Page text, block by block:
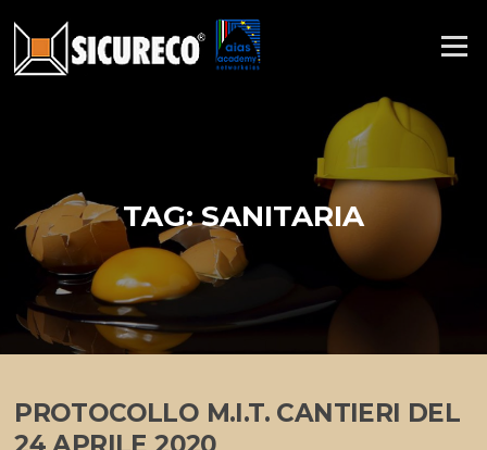
contenuto
Menu
TAG:SANITARIA
PROTOCOLLO M.I.T. CANTIERI DEL